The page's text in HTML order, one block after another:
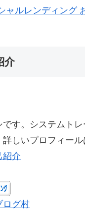
ャルレンディング
介
です。システムト
詳しいプロフィー
紹介
ログ村